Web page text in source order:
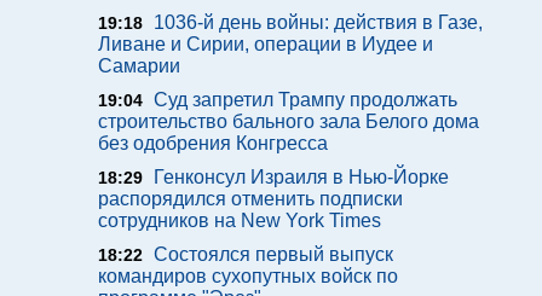
19:18
1036-й день войны: действия в Газе,
Ливане и Сирии, операции в Иудее и
Самарии
19:04 Суд запретил Трампу продолжать
строительство бального зала Белого дома
без одобрения Конгресса
18:29
Генконсул Израиля в Нью-Йорке
распорядился отменить подписки
сотрудников на New York Times
18:22 Состоялся первый выпуск
командиров сухопутных войск по